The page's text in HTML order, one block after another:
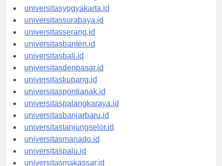
universitassemarang.id
universitasyogyakarta.id
universitassurabaya.id
universitasserang.id
universitasbanten.id
universitasbali.id
universitasdenpasar.id
universitaskupang.id
universitaspontianak.id
universitaspalangkaraya.id
universitasbanjarbaru.id
universitastanjungselor.id
universitasmanado.id
universitaspalu.id